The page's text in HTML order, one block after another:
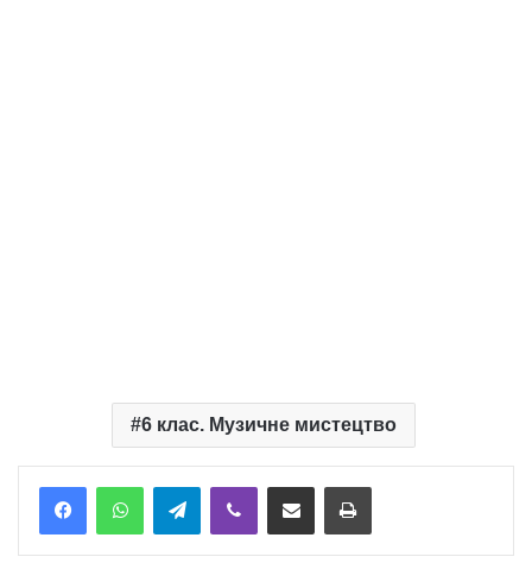
6 клас. Музичне мистецтво
TelegramViber Надіслати електронною поштоюНадрукувати